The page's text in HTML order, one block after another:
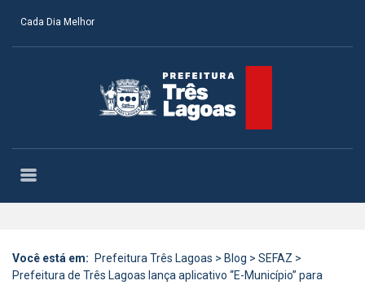
Cada Dia Melhor
Você está em: Prefeitura Três Lagoas > Blog > SEFAZ >
Prefeitura de Três Lagoas lança aplicativo “E-Município” para